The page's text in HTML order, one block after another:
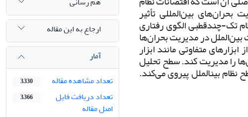
بین‌المللی تأثیر
تک-چندقطبی الگوی رفتاری
در مدیریت بحران‌ها
متفاوتی مانند ابزار
را مدیریت کند. سطح تحلیل
بین­الملل پیروی می‌کند.
ارجاع به این مقاله
آمار
تعداد مشاهده مقاله
3,330
تعداد دریافت فایل
اصل مقاله
3,366